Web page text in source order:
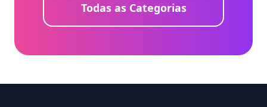
Todas as Categorias